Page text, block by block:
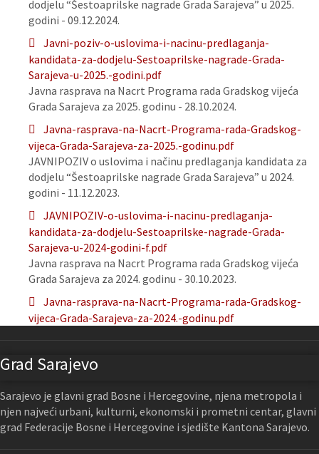
dodjelu “Šestoaprilske nagrade Grada Sarajeva” u 2025.
godini - 09.12.2024.
Javni-poziv-o-uslovima-i-nacinu-predlaganja-
kandidata-za-dodjelu-Sestoaprilske-nagrade-Grada-
Sarajeva-u-2025.-godini.pdf
Javna rasprava na Nacrt Programa rada Gradskog vijeća
Grada Sarajeva za 2025. godinu - 28.10.2024.
Javna-rasprava-na-Nacrt-Programa-rada-Gradskog-
vijeca-Grada-Sarajeva-za-2025.-godinu.pdf
JAVNIPOZIV o uslovima i načinu predlaganja kandidata za
dodjelu “Šestoaprilske nagrade Grada Sarajeva” u 2024.
godini - 11.12.2023.
JAVNIPOZIV-o-uslovima-i-nacinu-predlaganja-
kandidata-za-dodjelu-Sestoaprilske-nagrade-Grada-
Sarajeva-u-2024-godini-f.pdf
Javna rasprava na Nacrt Programa rada Gradskog vijeća
Grada Sarajeva za 2024. godinu - 30.10.2023.
Javna-rasprava-na-Nacrt-Programa-rada-Gradskog-
vijeca-Grada-Sarajeva-za-2024.-godinu.pdf
Grad Sarajevo
Sarajevo je glavni grad Bosne i Hercegovine, njena metropola i
njen najveći urbani, kulturni, ekonomski i prometni centar, glavni
grad Federacije Bosne i Hercegovine i sjedište Kantona Sarajevo.